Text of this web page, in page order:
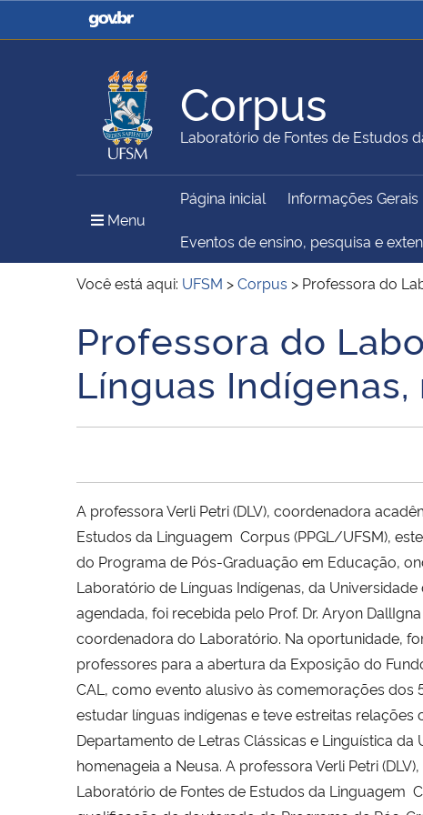
Casa Civil
Ministério da Justiça e
Ministério da Agricultura,
Pecuária e Abastecimento
Ministério da Educação
Ministério do Meio Ambiente Ministério do Turismo
Institucional
Corpus
Laboratório de Fontes de Estudos
Menu
Página inicial Informações Gerais
Eventos de ensino, pesquisa e
Você está aqui: UFSM >Corpus > Professora do
Início do conteúdo
Professora do
Línguas Indígenas,
A professora Verli Petri (DLV), coordenadora
Estudos da Linguagem  Corpus (PPGL/UFSM),
do Programa de Pós-Graduação em Educação,
Laboratório de Línguas Indígenas, da
agendada, foi recebida pelo Prof. Dr. Aryon
coordenadora do Laboratório. Na oportunidade,
professores para a abertura da Exposição do
CAL, como evento alusivo às comemorações
estudar línguas indígenas e teve estreitas
Departamento de Letras Clássicas e Linguística
homenageia a Neusa. A professora Verli Petri
Laboratório de Fontes de Estudos da Linguagem 